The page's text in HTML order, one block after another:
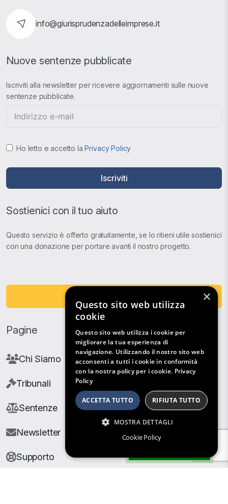
info@giurisprudenzadelleimprese.it
Nuove sentenze pubblicate
Iscriviti alla newsletter per ricevere aggiornamenti sulle nuove
sentenze pubblicate.
Ho letto e accetto laPrivacy Policy
Iscriviti
Sostienici con il tuo aiuto
Questo servizio è offerto gratuitamente, se lo ritieni utile sostienici
con una donazione per portare avanti il nostro progetto.
Pagine
Chi Siamo
Tribunali
Sentenze
Newsletter
Supporto
×
Questo sito web utilizza
cookie
Questo sito web utilizza i cookie per
migliorare la tua esperienza di
navigazione. Utilizzando il nostro sito web
acconsenti a tutti i cookie in conformità
con la nostra policy per i cookie. Privacy
Policy
ACCETTA TUTTO RIFIUTA TUTTO
MOSTRA DETTAGLI
Cookie Policy